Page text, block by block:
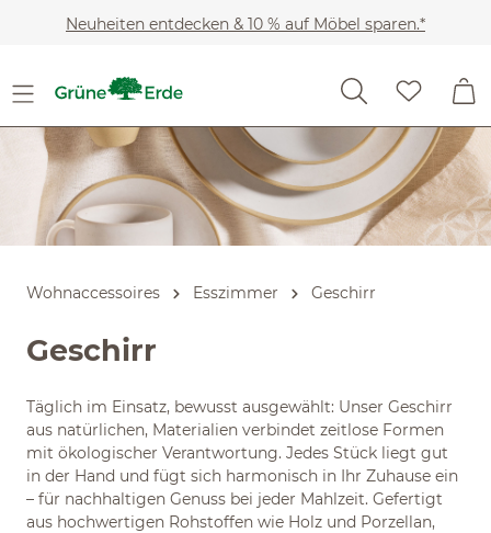
Zum Hauptinhalt springen
Neuheiten entdecken & 10 % auf Möbel sparen.*
Wohnaccessoires Esszimmer Geschirr
Geschirr
Täglich im Einsatz, bewusst ausgewählt: Unser Geschirr
aus natürlichen, Materialien verbindet zeitlose Formen
mit ökologischer Verantwortung. Jedes Stück liegt gut
in der Hand und fügt sich harmonisch in Ihr Zuhause ein
– für nachhaltigen Genuss bei jeder Mahlzeit. Gefertigt
aus hochwertigen Rohstoffen wie Holz und Porzellan,